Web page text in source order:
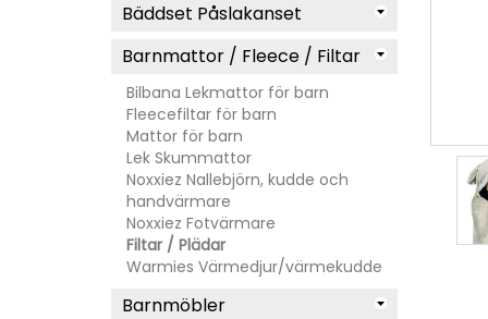
Bäddset Påslakanset
Barnmattor / Fleece / Filtar
Bilbana Lekmattor för barn
Fleecefiltar för barn
Mattor för barn
Lek Skummattor
Noxxiez Nallebjörn, kudde och
handvärmare
Noxxiez Fotvärmare
Filtar / Plädar
Warmies Värmedjur/värmekudde
Barnmöbler